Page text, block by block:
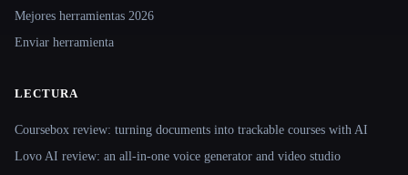
Mejores herramientas 2026
Enviar herramienta
LECTURA
Coursebox review: turning documents into trackable courses with AI
Lovo AI review: an all-in-one voice generator and video studio